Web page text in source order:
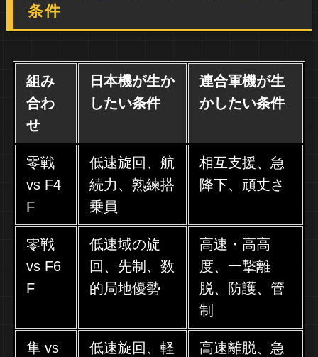
条件
組み
合わ
せ
日本機が生か
したい条件
連合軍機が生
かしたい条件
零戦
vs F4
F
低速旋回、航
続力、熟練搭
乗員
相互支援、急
降下、頑丈さ
零戦
vs F6
F
低速域の旋
回、先制、数
的局地優勢
高速・高高
度、一撃離
脱、防護、管
制
隼 vs
低速旋回、軽
高速離脱、急